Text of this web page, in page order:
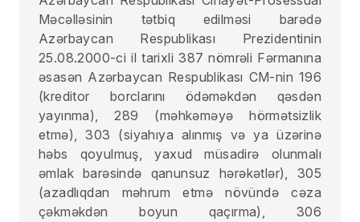
Məcəlləsinin tətbiq edilməsi barədə
Azərbaycan Respublikası Prezidentinin
25.08.2000-ci il tarixli 387 nömrəli Fərmanına
əsasən Azərbaycan Respublikası CM-nin 196
(kreditor borclarını ödəməkdən qəsdən
yayınma), 289 (məhkəməyə hörmətsizlik
etmə), 303 (siyahıya alınmış və ya üzərinə
həbs qoyulmuş, yaxud müsadirə olunmalı
əmlak barəsində qanunsuz hərəkətlər), 305
(azadlıqdan məhrum etmə növündə cəza
çəkməkdən boyun qaçırma), 306